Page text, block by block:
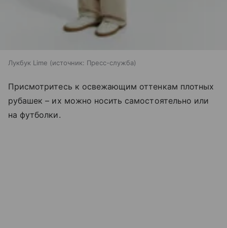
Лукбук Lime источник: Пресс-служба
Присмотритесь к освежающим оттенкам плотных
рубашек – их можно носить самостоятельно или
на футболки.